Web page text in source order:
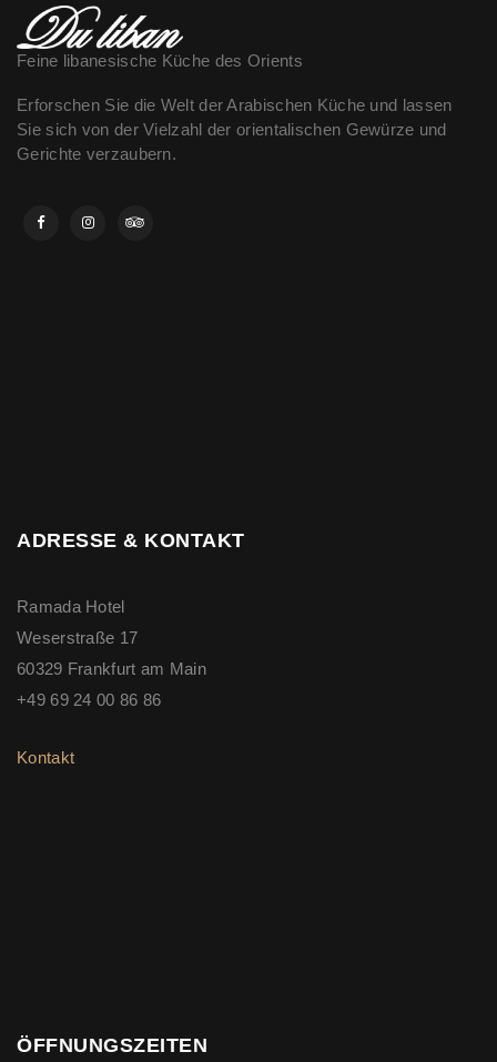
Feine libanesische Küche des Orients
Erforschen Sie die Welt der Arabischen Küche und lassen
Sie sich von der Vielzahl der orientalischen Gewürze und
Gerichte verzaubern.
ADRESSE & KONTAKT
Ramada Hotel
Weserstraße 17
60329 Frankfurt am Main
+49 69 24 00 86 86
Kontakt
ÖFFNUNGSZEITEN